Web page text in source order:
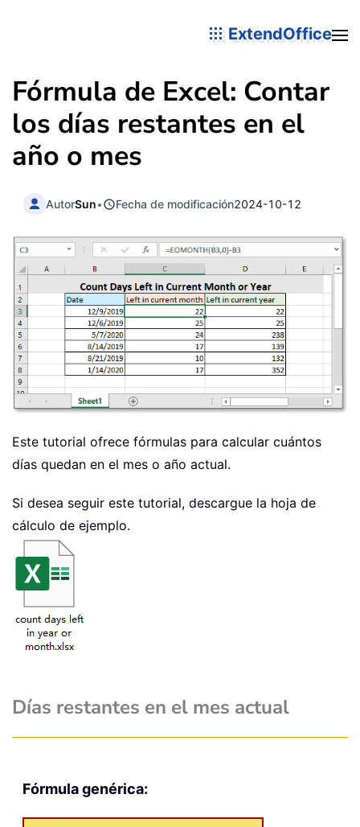
ExtendOffice
Fórmula de Excel: Contar
los días restantes en el
año o mes
AutorSun• Fecha de modificación2024-10-12
Este tutorial ofrece fórmulas para calcular cuántos
días quedan en el mes o año actual.
Si desea seguir este tutorial, descargue la hoja de
cálculo de ejemplo.
Días restantes en el mes actual
Fórmula genérica: